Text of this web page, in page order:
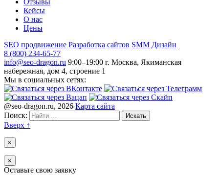
Отзывы
Кейсы
О нас
Цены
SEO продвижение Разработка сайтов SMM Дизайн
8 (800) 234-65-77
info@seo-dragon.ru 9:00–19:00 г. Москва, Якиманская
набережная, дом 4, строение 1
Мы в социальных сетях:
@seo-dragon.ru, 2026 Карта сайта
Поиск:
Вверх ↑
×
×
Оставьте свою заявку